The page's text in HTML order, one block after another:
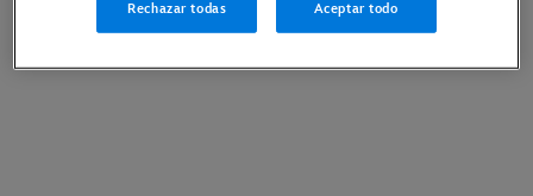
Rechazar todas Aceptar todo